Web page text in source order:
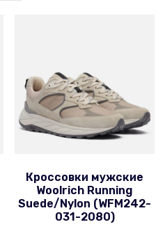
Кроссовки мужские
Woolrich Running
Suede/Nylon (WFM242-
031-2080)